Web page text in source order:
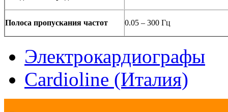
Полоса пропускания частот 0.05 – 300 Гц
Электрокардиографы
Cardioline (Италия)